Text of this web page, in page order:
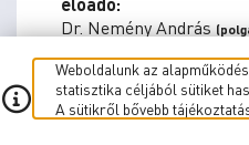
Dr. Nemény András
Dr. Horváth Attila
Előterjesztés
Weboldalunk az
statisztika céljából sütiket
A sütikről bővebb